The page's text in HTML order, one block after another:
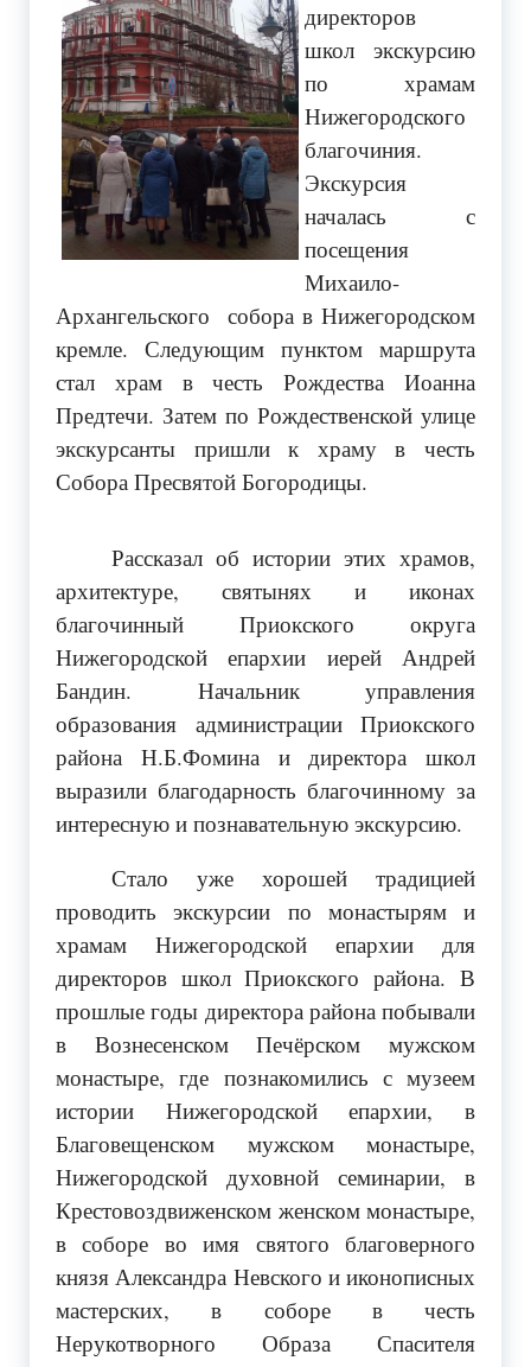
директоров
школ экскурсию
по храмам
Нижегородского
благочиния.
Экскурсия
началась с
посещения
Михаило-
Архангельского собора в Нижегородском
кремле. Следующим пунктом маршрута
стал храм в честь Рождества Иоанна
Предтечи. Затем по Рождественской улице
экскурсанты пришли к храму в честь
Собора Пресвятой Богородицы.
Рассказал об истории этих храмов,
архитектуре, святынях и иконах
благочинный Приокского округа
Нижегородской епархии иерей Андрей
Бандин. Начальник управления
образования администрации Приокского
района Н.Б.Фомина и директора школ
выразили благодарность благочинному за
интересную и познавательную экскурсию.
Стало уже хорошей традицией
проводить экскурсии по монастырям и
храмам Нижегородской епархии для
директоров школ Приокского района. В
прошлые годы директора района побывали
в Вознесенском Печёрском мужском
монастыре, где познакомились с музеем
истории Нижегородской епархии, в
Благовещенском мужском монастыре,
Нижегородской духовной семинарии, в
Крестовоздвиженском женском монастыре,
в соборе во имя святого благоверного
князя Александра Невского и иконописных
мастерских, в соборе в честь
Нерукотворного Образа Спасителя